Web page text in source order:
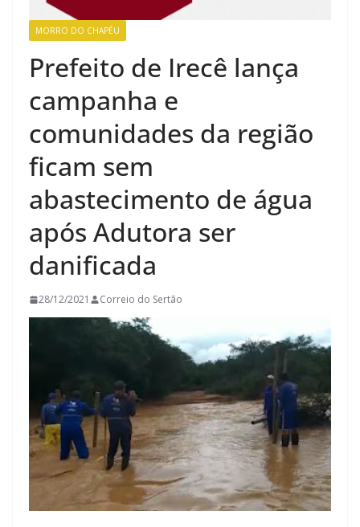
MORRO DO CHAPÉU
Prefeito de Irecê lança
campanha e
comunidades da região
ficam sem
abastecimento de água
após Adutora ser
danificada
28/12/2021 Correio do Sertão